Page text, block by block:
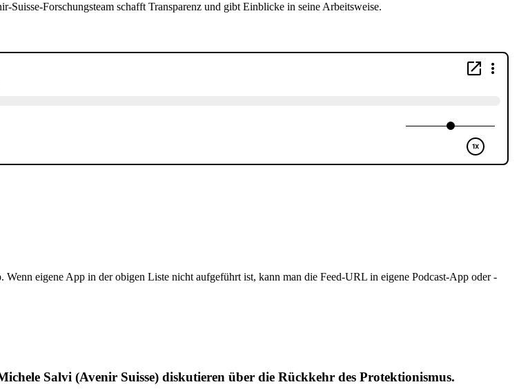
Forschungsteam schafft Transparenz und gibt Einblicke in seine Arbeitsweise.
eigene App in der obigen Liste nicht aufgeführt ist, kann man die Feed-URL in eigene Podcast-App oder -
Salvi (Avenir Suisse) diskutieren über die Rückkehr des Protektionismus.